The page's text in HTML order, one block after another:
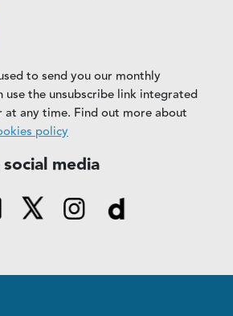
to send you our monthly
use the unsubscribe link integrated
any time. Find out more about
policy
media